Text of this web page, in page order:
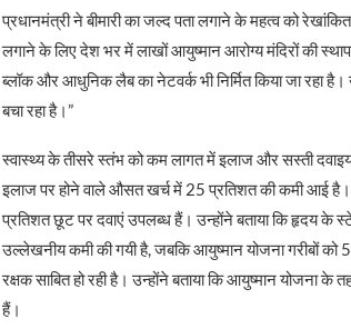
प्रधानमंत्री ने बीमारी का जल्द पता लगाने के महत्व को
लगाने के लिए देश भर में लाखों आयुष्मान आरोग्य मंदिरों की
ब्लॉक और आधुनिक लैब का नेटवर्क भी निर्मित किया जा रहा है।
बचा रहा है।”
स्वास्थ्य के तीसरे स्तंभ को कम लागत में इलाज और सस्ती
इलाज पर होने वाले औसत खर्च में 25 प्रतिशत की कमी आई
प्रतिशत छूट पर दवाएं उपलब्ध हैं। उन्होंने बताया कि हृदय
उल्लेखनीय कमी की गयी है, जबकि आयुष्मान योजना गरीबों
रक्षक साबित हो रही है। उन्होंने बताया कि आयुष्मान
हैं।